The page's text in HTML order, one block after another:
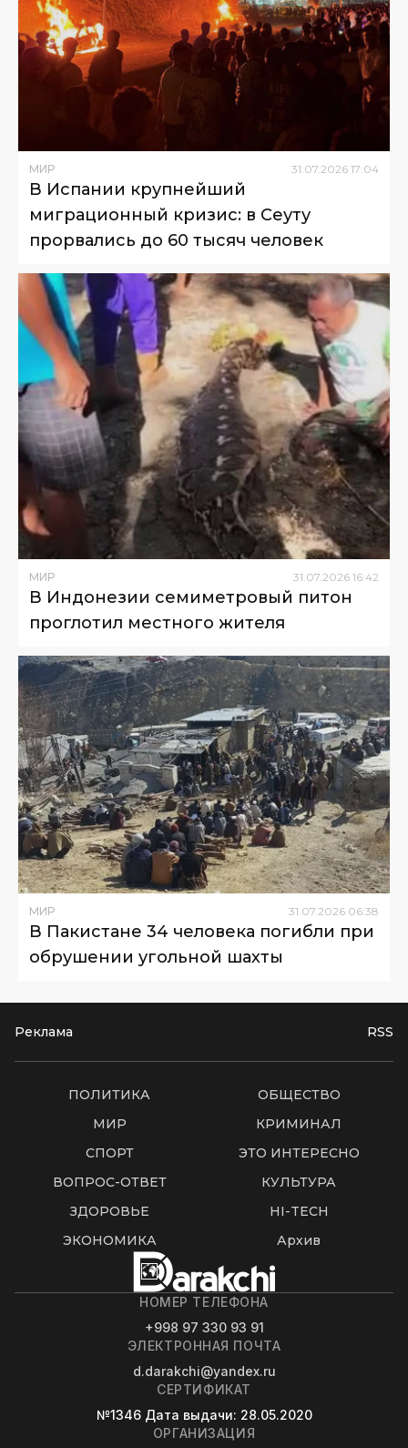
МИР 31.07.2026 17:04
В Испании крупнейший
миграционный кризис: в Сеуту
прорвались до 60 тысяч человек
МИР 31.07.2026 16:42
В Индонезии семиметровый питон
проглотил местного жителя
МИР 31 07 2026 06:38
В Пакистане 34 человека погибли при
обрушении угольной шахты
Реклама RSS
ПОЛИТИКА
ОБЩЕСТВО
МИР
КРИМИНАЛ
СПОРТ
ЭТО ИНТЕРЕСНО
ВОПРОС-ОТВЕТ
КУЛЬТУРА
ЗДОРОВЬЕ
HI-TECH
ЭКОНОМИКА
Архив
НОМЕР ТЕЛЕФОНА
+998 97 330 93 91
ЭЛЕКТРОННАЯ ПОЧТА
d.darakchi@yandex.ru
СЕРТИФИКАТ
№1346 Дата выдачи: 28.05.2020
ОРГАНИЗАЦИЯ